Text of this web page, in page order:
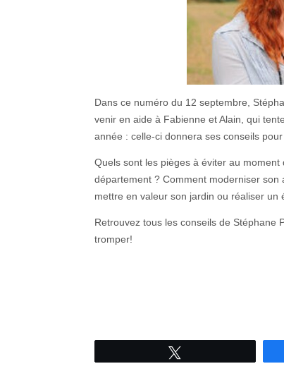
Dans ce numéro du 12 septembre,
venir en aide à Fabienne et Alain, qui
année : celle-ci donnera ses conseils
Quels sont les pièges à éviter au moment
département ? Comment moderniser
mettre en valeur son jardin ou réaliser
Retrouvez tous les conseils de Stéphane
tromper!